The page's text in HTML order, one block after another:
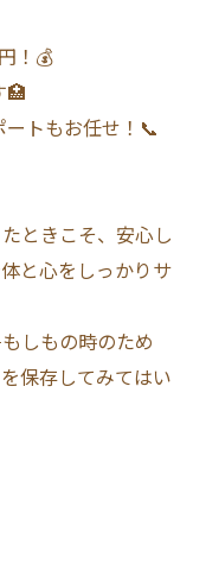
！💰
🏥
トもお任せ！📞
ときこそ、安心し
と心をしっかりサ
しもの時のため
保存してみてはい